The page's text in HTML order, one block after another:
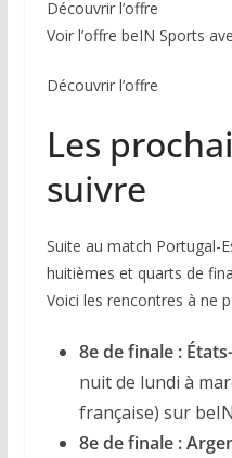
Découvrir l’offre
Voir l’offre beIN Sports
Découvrir l’offre
Les
suivre
Suite au match Portugal-
huitièmes et quarts de
Voici les rencontres à ne
8e de finale :
nuit de lundi à
française) sur
8e de finale :